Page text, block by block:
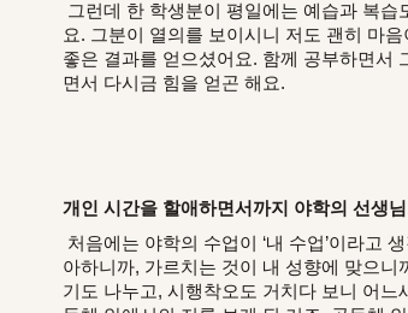
그런데 한 학생분이 평일에는 예습과 복습
요. 그분이 열의를 보이시니 저도 괜히 마
좋은 결과를 얻으셨어요. 함께 공부하면서
면서 다시금 힘을 얻곤 해요.
개인 시간을 할애하면서까지 야학의 선생
처음에는 야학의 수업이 ‘내 수업’이라고
아하니까, 가르치는 것이 내 성향에 맞으니
기도 나누고, 시행착오도 거치다 보니 어느